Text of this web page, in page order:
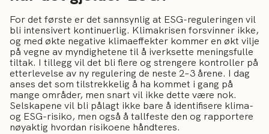
For det første er det sannsynlig at ESG-reguleringen vil
bli intensivert kontinuerlig. Klimakrisen forsvinner ikke,
og med økte negative klimaeffekter kommer en økt vilje
på vegne av myndighetene til å iverksette meningsfulle
tiltak. I tillegg vil det bli flere og strengere kontroller på
etterlevelse av ny regulering de neste 2–3 årene. I dag
anses det som tilstrekkelig å ha kommet i gang på
mange områder, men snart vil ikke dette være nok.
Selskapene vil bli pålagt ikke bare å identifisere klima-
og ESG-risiko, men også å tallfeste den og rapportere
nøyaktig hvordan risikoene håndteres.